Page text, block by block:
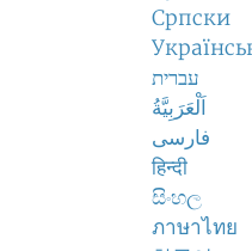
Српски
עברית
اَلْعَرَبِيَّةُ
فارسی
हिन्दी
සිංහල
ภาษาไทย